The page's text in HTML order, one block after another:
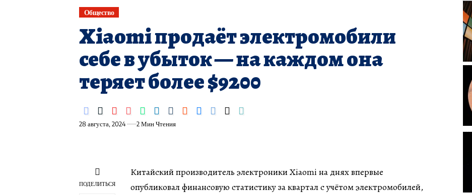
Общество
Xiaomi продаёт электромобили
себе в убыток — на каждом она
теряет более $9200
28 августа, 2024 2 Мин Чтения
ПОДЕЛИТЬСЯ
Китайский производитель электроники Xiaomi на днях впервые
опубликовал финансовую статистику за квартал с учётом электромобилей,